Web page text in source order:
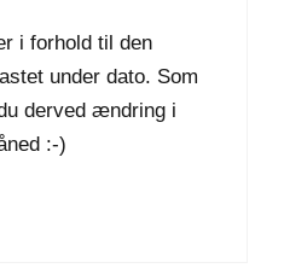
i forhold til den
under dato. Som
derved ændring i
:-)